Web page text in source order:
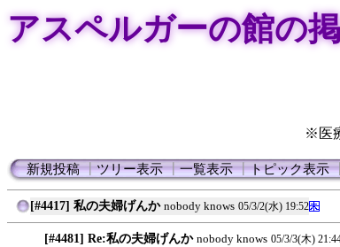
アスペルガーの館の
※医
新規投稿┃ツリー表示┃一覧表示┃トピック表示
[#4417] 私の夫婦げんか nobody knows 05/3/2(水) 19:52
[#4481] Re:私の夫婦げんか nobody knows 05/3/3(木)